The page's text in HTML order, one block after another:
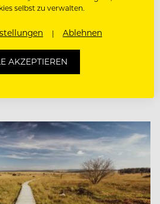
ist ein belgisches
Rohs die traditionelle
SChinkens zur
selbst zu verwalten.
Ablehnen
AKZEPTIEREN